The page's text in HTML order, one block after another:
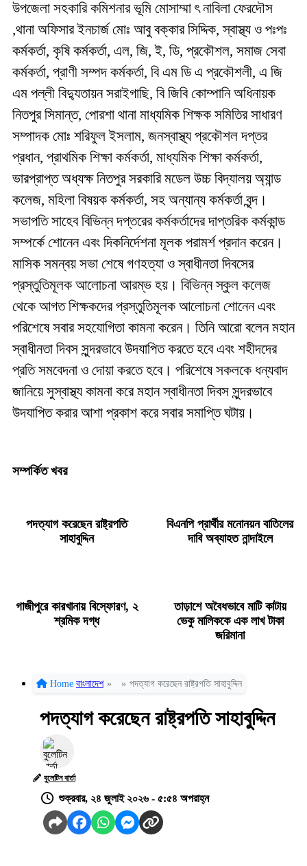
উপজেলা সহকারি কমিশনার ভূমি মোসাম্মা ৎ নাবিলা ফেরদৌস
,থানা অফিসার ইনচার্জ মোঃ আবু বক্কার সিদ্দিক, স্বাস্থ্য ও পঃপঃ
কর্মকর্তা, কৃষি কর্মকর্তা, এল, জি, ই, ডি, প্রকৌশল, সমাজ সেবা
কর্মকর্তা, প্রাণী সম্পদ কর্মকর্তা, বি এম ডি এ প্রকৌশলী, এ জি
এম পল্লী বিদ্যুতায়ন সরাইগাছি, বি জিবি কোম্পানি অধিনায়ক
নিতপুর সিমান্ত, পোরশা থানা মাধ্যমিক শিক্ষক সমিতির সাধারণ
সম্পাদক মোঃ শরিফুল ইসলাম, জনস্বাস্থ্য প্রকৌশল দপ্তর
প্রধান, প্রাথমিক শিক্ষা কর্মকর্তা, মাধ্যমিক শিক্ষা কর্মকর্তা,
ভারপ্রাপ্ত অধ্যক্ষ নিতপুর সরকারি মডেল উচ্চ বিদ্যালয় অ্যান্ড
কলেজ, মহিলা বিষয়ক কর্মকর্তা, সহ অন্যান্য কর্মকর্তা বৃন্দ।
সভাপতি সাহেব বিভিন্ন দপ্তরের কর্মকর্তাদের দাপ্তরিক কর্মকান্ড
সম্পর্কে শোনেন এবং দিকনির্দেশনা মূলক পরামর্শ প্রদান করেন।
মাসিক সমন্বয় সভা শেষে গণহত্যা ও স্বাধীনতা দিবসের
প্রস্তুতিমূলক আলোচনা আরম্ভ হয়। বিভিন্ন স্কুল কলেজ
থেকে আগত শিক্ষকদের প্রস্তুতিমূলক আলোচনা শোনেন এবং
পরিশেষে সবার সহযোগিতা কামনা করেন। তিনি আরো বলেন মহান
স্বাধীনতা দিবস সুন্দরভাবে উদযাপিত করতে হবে এবং শহীদদের
প্রতি সমবেদনা ও দোয়া করতে হবে। পরিশেষে সকলকে ধন্যবাদ
জানিয়ে সুস্বাস্থ্য কামনা করে মহান স্বাধীনতা দিবস সুন্দরভাবে
উদযাপিত করার আশা প্রকাশ করে সবার সমাপ্তি ঘটায়।
সম্পর্কিত খবর
পদত্যাগ করেছেন রাষ্ট্রপতি
সাহাবুদ্দিন
বিএনপি প্রার্থীর মনোনয়ন বাতিলের
দাবি অব্যাহত নান্দাইলে
গাজীপুরে কারখানায় বিস্ফোরণ, ২
শ্রমিক দগ্ধ
তাড়াশে অবৈধভাবে মাটি কাটায়
ভেকু মালিককে এক লাখ টাকা
জরিমানা
Home বাংলাদেশ » » পদত্যাগ করেছেন রাষ্ট্রপতি সাহাবুদ্দিন
পদত্যাগ করেছেন রাষ্ট্রপতি সাহাবুদ্দিন
বুলেটিন বার্তা
শুক্রবার, ২৪ জুলাই ২০২৬ - ৫:৫৪ অপরাহ্ন